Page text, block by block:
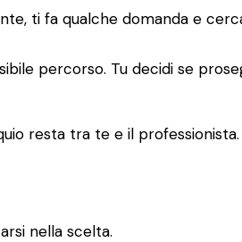
ti fa qualche domanda e
percorso. Tu decidi se
resta tra te e il professionista.
nella scelta.